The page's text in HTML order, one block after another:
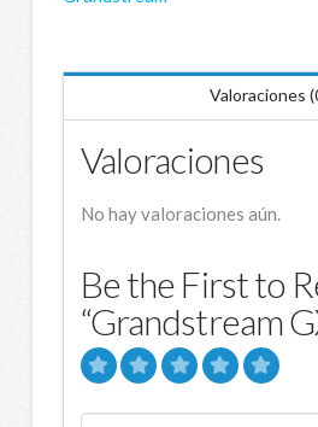
Valoraciones
Valoraciones
No hay valoraciones aún.
Be the First to
“Grandstream